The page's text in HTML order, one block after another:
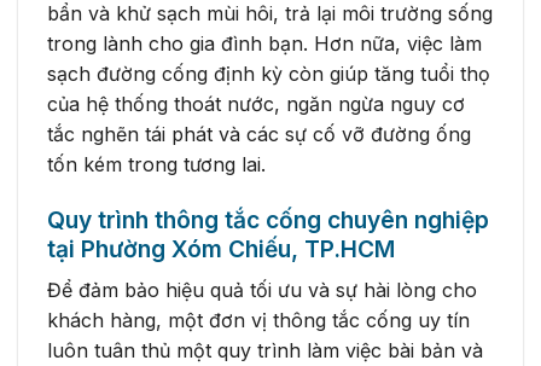
bẩn và khử sạch mùi hôi, trả lại môi trường sống
trong lành cho gia đình bạn. Hơn nữa, việc làm
sạch đường cống định kỳ còn giúp tăng tuổi thọ
của hệ thống thoát nước, ngăn ngừa nguy cơ
tắc nghẽn tái phát và các sự cố vỡ đường ống
tốn kém trong tương lai.
Quy trình thông tắc cống chuyên nghiệp
tại Phường Xóm Chiếu, TP.HCM
Để đảm bảo hiệu quả tối ưu và sự hài lòng cho
khách hàng, một đơn vị thông tắc cống uy tín
luôn tuân thủ một quy trình làm việc bài bản và